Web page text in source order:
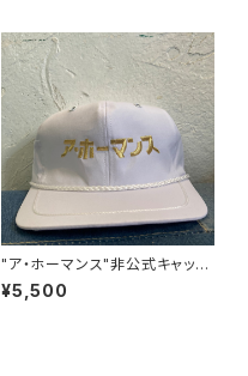
"ア・ホーマンス"非公式キャップ
(WHITE)
¥5,500